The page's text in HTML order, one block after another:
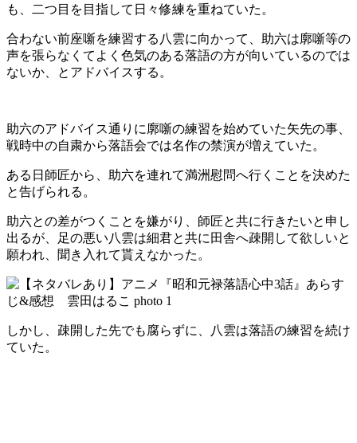
も、二つ目を目指して日々修練を重ねていた。
合わない前座噺を練習する八雲に向かって、助六は廓噺等の
声を張らなくてよく色気のある落語の方が向いているのでは
ないか、とアドバイスする。
助六のアドバイス通りに廓噺の練習を始めていた矢先の事、
戦時中の自粛から落語会では名作の禁演が増えていた。
ある日師匠から、助六を連れて満洲慰問へ行くことを決めた
と告げられる。
助六との差がつくことを嫌がり、師匠と共に行きたいと申し
出るが、足の悪い八雲は細君と共に田舎へ疎開して欲しいと
願われ、聞き入れて貰えなかった。
しかし、疎開した先でも腐らずに、八雲は落語の練習を続け
ていた。